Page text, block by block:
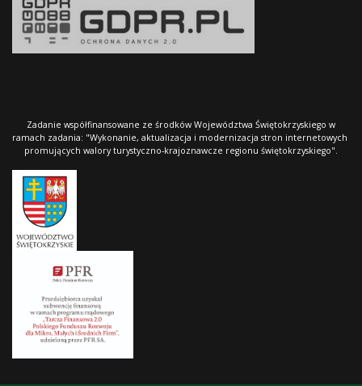
Zadanie współfinansowane ze środków Województwa Świętokrzyskiego w
ramach zadania: "Wykonanie, aktualizacja i modernizacja stron internetowych
promujących walory turystyczno-krajoznawcze regionu świętokrzyskiego".